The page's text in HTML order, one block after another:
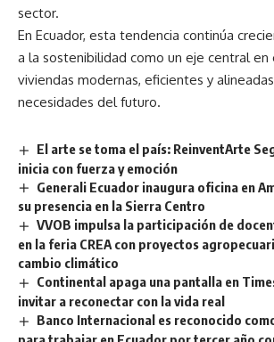
sector.
En Ecuador, esta tendencia continúa
a la sostenibilidad como un eje central
viviendas modernas, eficientes y
necesidades del futuro.
El arte se toma el país: ReinventArte
inicia con fuerza y emoción
Generali Ecuador inaugura oficina en
su presencia en la Sierra Centro
VVOB impulsa la participación de
en la feria CREA con proyectos
cambio climático
Continental apaga una pantalla en
invitar a reconectar con la vida real
Banco Internacional es reconocido